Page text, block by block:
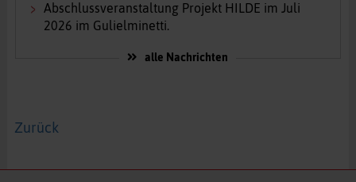
Abschlussveranstaltung Projekt HILDE im Juli
2026 im Gulielminetti.
alle Nachrichten
Zurück